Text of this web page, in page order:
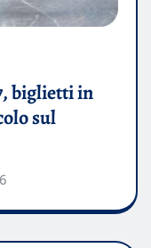
biglietti in
sul